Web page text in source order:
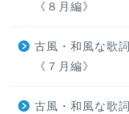
《８月編》
古風・和風な歌
《７月編》
古風・和風な歌